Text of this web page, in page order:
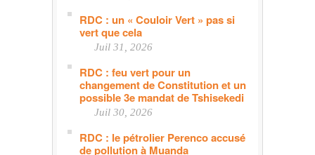
RDC : un « Couloir Vert » pas si
vert que cela
Juil 31, 2026
RDC : feu vert pour un
changement de Constitution et un
possible 3e mandat de Tshisekedi
Juil 30, 2026
RDC : le pétrolier Perenco accusé
de pollution à Muanda